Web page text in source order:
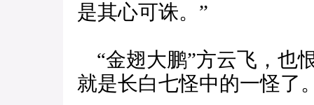
是其心可诛。”
“金翅大鹏”方云飞，也
就是长白七怪中的一怪了